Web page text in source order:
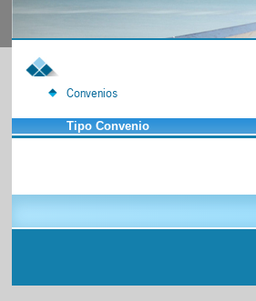
Convenios
Tipo Convenio